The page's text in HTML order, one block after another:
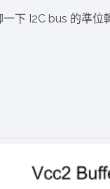
下 I2C bus 的準